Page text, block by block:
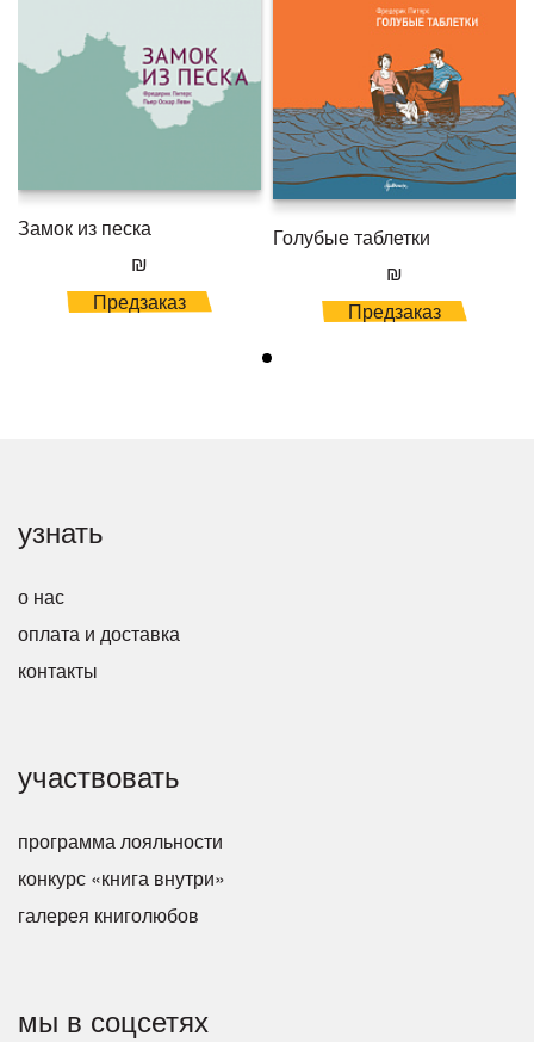
Замок из песка
₪
Предзаказ
Голубые таблетки
₪
Предзаказ
узнать
о нас
оплата и доставка
контакты
участвовать
программа лояльности
конкурс «книга внутри»
галерея книголюбов
мы в соцсетях